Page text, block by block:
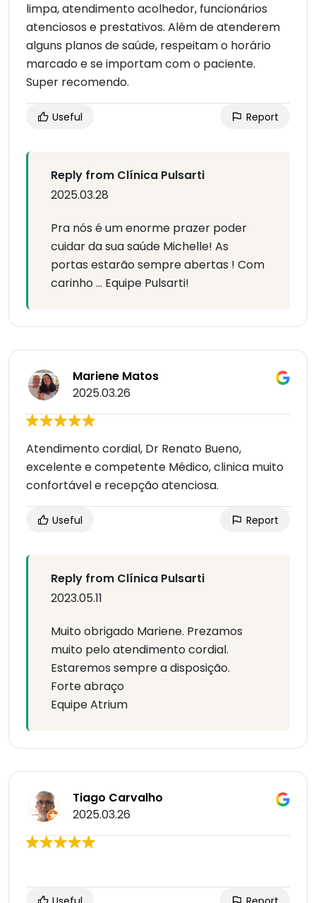
limpa, atendimento acolhedor, funcionários
atenciosos e prestativos. Além de atenderem
alguns planos de saúde, respeitam o horário
marcado e se importam com o paciente.
Super recomendo.
Useful Report
Reply from Clínica Pulsarti
2025.03.28
Pra nós é um enorme prazer poder
cuidar da sua saúde Michelle! As
portas estarão sempre abertas ! Com
carinho … Equipe Pulsarti!
Mariene Matos
2025.03.26
Atendimento cordial, Dr Renato Bueno,
excelente e competente Médico, clinica muito
confortável e recepção atenciosa.
Useful Report
Reply from Clínica Pulsarti
2023.05.11
Muito obrigado Mariene. Prezamos
muito pelo atendimento cordial.
Estaremos sempre a disposição.
Forte abraço
Equipe Atrium
Tiago Carvalho
2025.03.26